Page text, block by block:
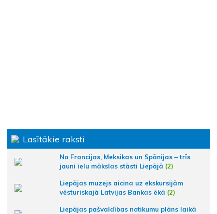
Lasītākie raksti
No Francijas, Meksikas un Spānijas – trīs
jauni ielu mākslas stāsti Liepājā (2)
Liepājas muzejs aicina uz ekskursijām
vēsturiskajā Latvijas Bankas ēkā (2)
Liepājas pašvaldības notikumu plāns laikā